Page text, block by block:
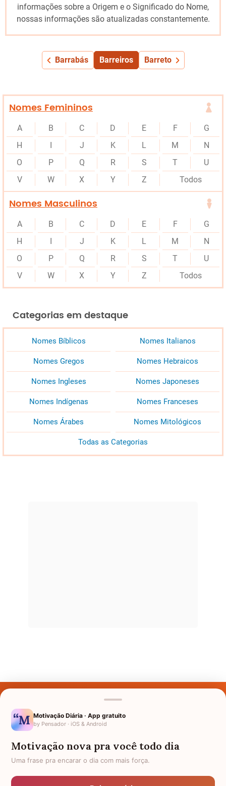
informações sobre a Origem e o Significado do Nome,
nossas informações são atualizadas constantemente.
Barrabás Barreiros Barreto
Nomes Femininos
A B C D E F
G
H
I J K L M
N
O
P Q R S T
U
V
W X Y Z Todos
Nomes Masculinos
A B C D E F
G
H
I J K L M
N
O
P Q R S T
U
V
W X Y Z Todos
Categorias em destaque
Nomes Bíblicos Nomes Italianos
Nomes Gregos Nomes Hebraicos
Nomes Ingleses Nomes Japoneses
Nomes Indígenas Nomes Franceses
Nomes Árabes Nomes Mitológicos
Todas as Categorias
Nomes pelo Mundo
Política de Privacidade
Motivação Diária · App gratuito
by Pensador · iOS & Android
Motivação nova pra você todo dia
Uma frase pra encarar o dia com mais força.